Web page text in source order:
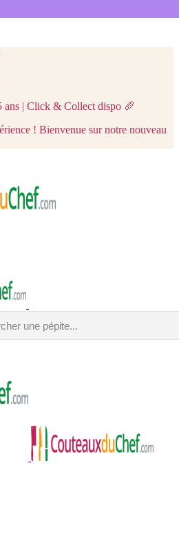
ans | Click & Collect dispo 🥖
! Bienvenue sur notre nouveau